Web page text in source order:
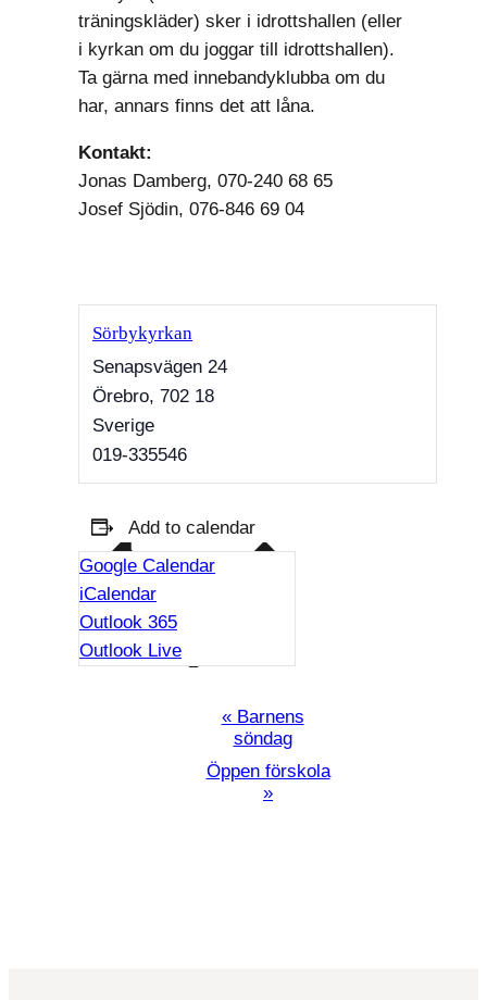
träningskläder) sker i idrottshallen (eller
i kyrkan om du joggar till idrottshallen).
Ta gärna med innebandyklubba om du
har, annars finns det att låna.
Kontakt:
Jonas Damberg, 070-240 68 65
Josef Sjödin, 076-846 69 04
Sörbykyrkan
Senapsvägen 24
Örebro, 702 18
Sverige
019-335546
Add to calendar
Google Calendar
iCalendar
Outlook 365
Outlook Live
Programpunkt
«Barnens
söndag
Öppen förskola
»